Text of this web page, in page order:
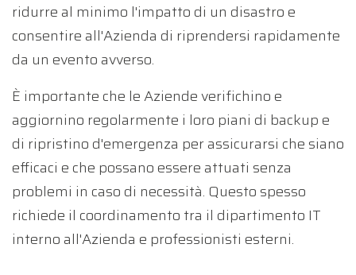
ridurre al minimo l'impatto di un disastro e
consentire all'Azienda di riprendersi rapidamente
da un evento avverso.
È importante che le Aziende verifichino e
aggiornino regolarmente i loro piani di backup e
di ripristino d'emergenza per assicurarsi che siano
efficaci e che possano essere attuati senza
problemi in caso di necessità. Questo spesso
richiede il coordinamento tra il dipartimento IT
interno all'Azienda e professionisti esterni.